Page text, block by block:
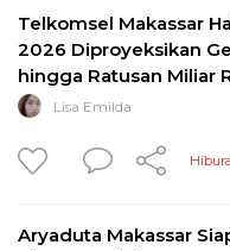
Telkomsel Makassar
2026 Diproyeksikan
hingga Ratusan Miliar
Lisa Emilda
Aryaduta Makassar